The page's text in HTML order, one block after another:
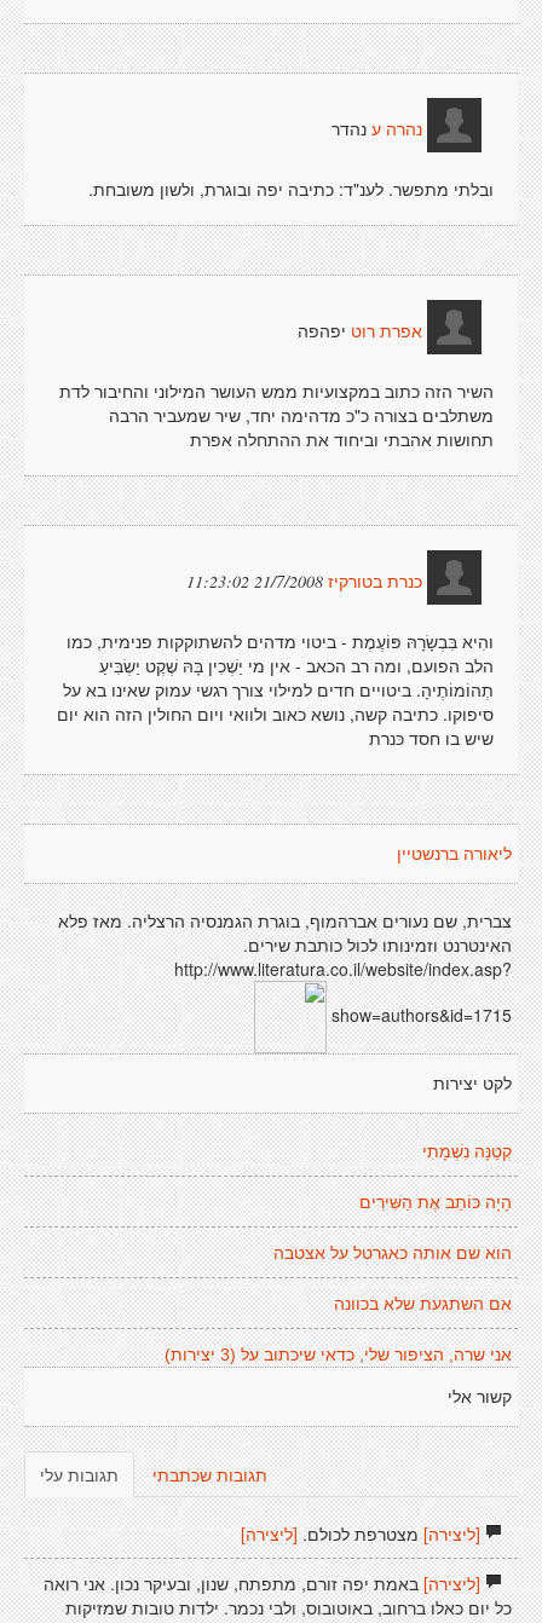
נהרה ע נהדר
ובלתי מתפשר. לענ"ד: כתיבה יפה ובוגרת, ולשון משובחת.
אפרת רוט יפהפה
השיר הזה כתוב במקצועיות ממש העושר המילוני והחיבור לדת
משתלבים בצורה כ"כ מדהימה יחד, שיר שמעביר הרבה
תחושות אהבתי וביחוד את ההתחלה אפרת
כנרת בטורקיז 21/7/2008 11:23:02
והִיא בִּבְשָׂרָהּ פּוֹעֶמֶת - ביטוי מדהים להשתוקקות פנימית, כמו
הלב הפועם, ומה רב הכאב - אין מי יַשְׁכִין בָּהּ שֶׁקֶט יַשְׂבִּיעַ
תְהוֹמוֹתֶיהָ. ביטויים חדים למילוי צורך רגשי עמוק שאינו בא על
סיפוקו. כתיבה קשה, נושא כאוב ולוואי ויום החולין הזה הוא יום
שיש בו חסד כּנרת
ליאורה ברנשטיין
צברית, שם נעורים אברהמוף, בוגרת הגמנסיה הרצליה. מאז פלא
האינטרנט וזמינותו לכול כותבת שירים.
http://www.literatura.co.il/website/index.asp?
show=authors&id=1715
לקט יצירות
קְטַנָּה נִשְׁמָתִי
הָיָה כּוֹתֵב אֶת הַשִּׁירִים
הוא שם אותה כאגרטל על אצטבה
אם השתגעת שלא בכוונה
אני שרה, הציפור שלי, כדאי שיכתוב על (3 יצירות)
קשור אלי
תגובות עלי תגובות שכתבתי
[ליצירה]מצטרפת לכולם.[ליצירה]
[ליצירה]באמת יפה זורם, מתפתח, שנון, ובעיקר נכון. אני רואה
כל יום כאלו ברחוב, באוטובוס, ולבי נכמר. ילדות טובות שמזיקות